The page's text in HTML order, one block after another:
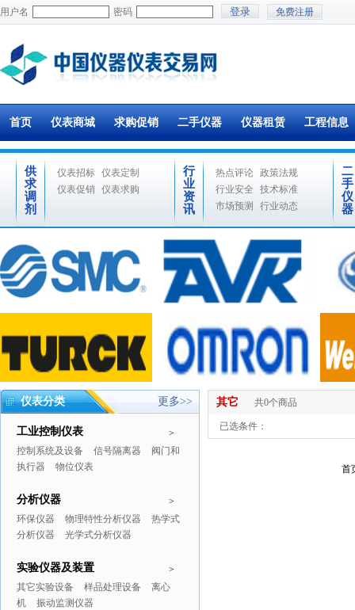
用户名 密码 免费注册
首页 仪表商城 求购促销 二手仪器 仪器租赁 工程信息
供
求
调
剂
仪表招标 仪表定制
仪表促销
仪表求购
行
业
资
讯
热点评论 政策法规
行业安全
技术标准
市场预测
行业动态
二
手
仪
器
仪表分类 更多>>
>
工业控制仪表
控制系统及设备 信号隔离器
阀门和
执行器
物位仪表
>
分析仪器
环保仪器 物理特性分析仪器
热学式
分析仪器
光学式分析仪器
>
实验仪器及装置
其它实验设备 样品处理设备
离心
机
振动监测仪器
其它 共0个商品
已选条件：
首